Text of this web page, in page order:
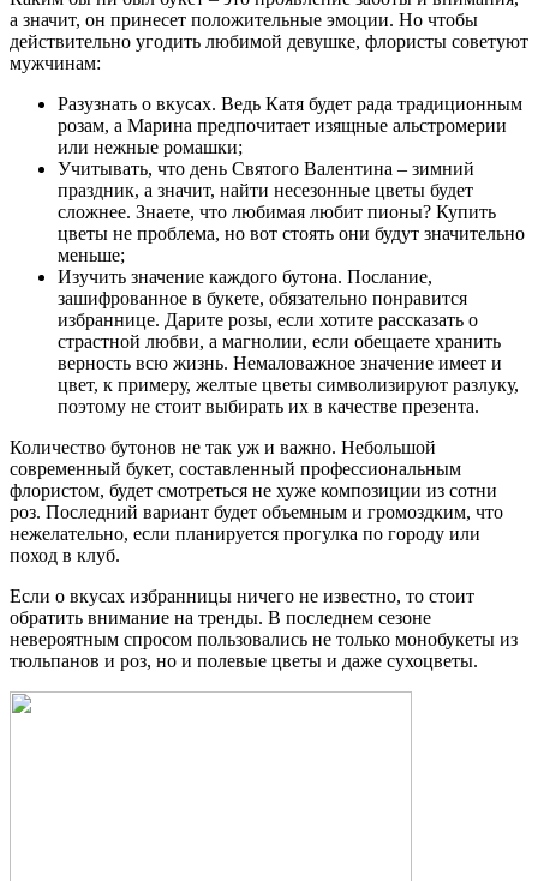
а значит, он принесет положительные эмоции. Но чтобы
действительно угодить любимой девушке, флористы советуют
мужчинам:
Разузнать о вкусах. Ведь Катя будет рада традиционным
розам, а Марина предпочитает изящные альстромерии
или нежные ромашки;
Учитывать, что день Святого Валентина – зимний
праздник, а значит, найти несезонные цветы будет
сложнее. Знаете, что любимая любит пионы? Купить
цветы не проблема, но вот стоять они будут значительно
меньше;
Изучить значение каждого бутона. Послание,
зашифрованное в букете, обязательно понравится
избраннице. Дарите розы, если хотите рассказать о
страстной любви, а магнолии, если обещаете хранить
верность всю жизнь. Немаловажное значение имеет и
цвет, к примеру, желтые цветы символизируют разлуку,
поэтому не стоит выбирать их в качестве презента.
Количество бутонов не так уж и важно. Небольшой
современный букет, составленный профессиональным
флористом, будет смотреться не хуже композиции из сотни
роз. Последний вариант будет объемным и громоздким, что
нежелательно, если планируется прогулка по городу или
поход в клуб.
Если о вкусах избранницы ничего не известно, то стоит
обратить внимание на тренды. В последнем сезоне
невероятным спросом пользовались не только монобукеты из
тюльпанов и роз, но и полевые цветы и даже сухоцветы.